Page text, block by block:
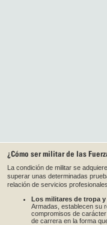
¿Cómo ser militar de las
La condición de militar se
superar unas determinadas
relación de servicios
Los militares de tropa y
Armadas, establecen su
compromisos de
de carrera en la forma